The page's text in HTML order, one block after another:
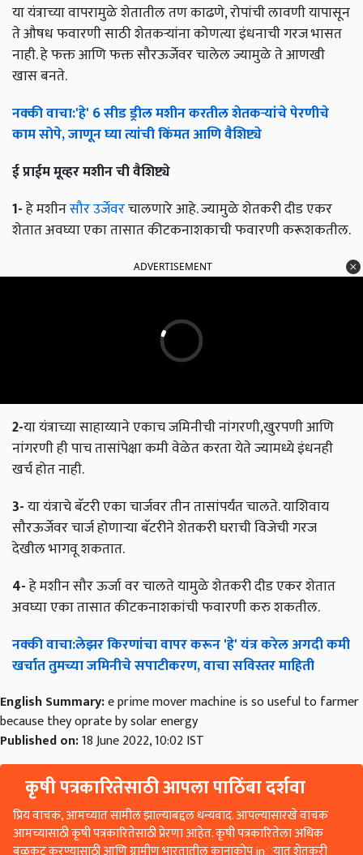
या यंत्राच्या वापरामुळे शेतातील तण काढणे, रोपांची लावणी यापासून
ते औषध फवारणी साठी शेतकऱ्यांना कोणत्या इंधनाची गरज भासत
नाही. हे फक्त आणि फक्त सौरऊर्जेवर चालेल ज्यामुळे ते आणखी
खास बनते.
नक्कीवाचा:'हे' 6सीडड्रीलमशीनकरतीलशेतकऱ्यांचेपेरणीचे
कामसोपे,जाणूनघ्यात्यांचीकिंमतआणिवैशिष्ट्ये
ईप्राईममूव्हरमशीनचीवैशिष्ट्ये
1-हे मशीनसौर उर्जेवरचालणारे आहे. ज्यामुळे शेतकरी दीड एकर
शेतात अवघ्या एका तासात कीटकनाशकाची फवारणी करूशकतील.
ADVERTISEMENT
2-या यंत्राच्या साहाय्याने एकाच जमिनीची नांगरणी,खुरपणी आणि
नांगरणी ही पाच तासांपेक्षा कमी वेळेत करता येते ज्यामध्ये इंधनही
खर्च होत नाही.
3-या यंत्राचे बॅटरी एका चार्जवर तीन तासांपर्यंत चालते. याशिवाय
सौरऊर्जेवर चार्ज होणाऱ्या बॅटरीने शेतकरी घराची विजेची गरज
देखील भागवू शकतात.
4-हे मशीन सौर ऊर्जा वर चालते यामुळे शेतकरी दीड एकर शेतात
अवघ्या एका तासात कीटकनाशकांची फवारणी करु शकतील.
नक्कीवाचा:लेझरकिरणांचावापरकरून'हे'यंत्रकरेलअगदीकमी
खर्चाततुमच्याजमिनीचेसपाटीकरण,वाचासविस्तरमाहिती
English Summary:e prime mover machine is so useful to farmer
because they oprate by solar energy
Published on:18 June 2022, 10:02 IST
कृषी पत्रकारितेसाठी आपला पाठिंबा दर्शवा
प्रिय वाचक, आमच्यात सामील झाल्याबद्दल धन्यवाद. आपल्यासारखे वाचक
आमच्यासाठी कृषी पत्रकारितेसाठी प्रेरणा आहेत. कृषी पत्रकारितेला अधिक